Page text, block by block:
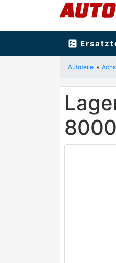
ballot
Autoteile